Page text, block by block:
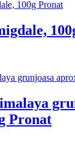
Pronat